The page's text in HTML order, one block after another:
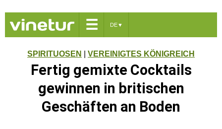
☰ DE▼
SPIRITUOSEN VEREINIGTES KÖNIGREICH
Fertig gemixte Cocktails
gewinnen in britischen
Geschäften an Boden